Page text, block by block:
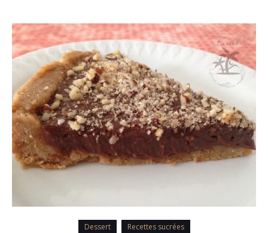
Dessert Recettes sucrées